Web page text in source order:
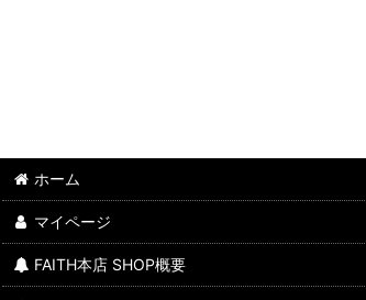
ホーム
マイページ
FAITH本店 SHOP概要